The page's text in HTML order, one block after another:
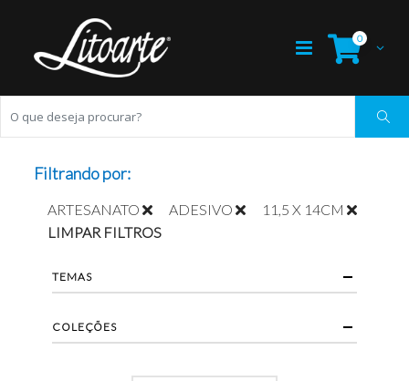
0
Filtrando por:
ARTESANATO ADESIVO
11,5 X 14CM
LIMPAR FILTROS
TEMAS
COLEÇÕES